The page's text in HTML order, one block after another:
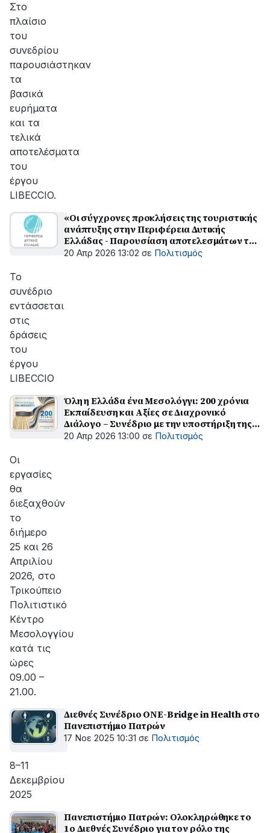
Στο
πλαίσιο
του
συνεδρίου
παρουσιάστηκαν
τα
βασικά
ευρήματα
και τα
τελικά
αποτελέσματα
του
έργου
LIBECCIO.
«Οι σύγχρονες προκλήσεις της τουριστικής
ανάπτυξης στην Περιφέρεια Δυτικής
Ελλάδας - Παρουσίαση αποτελεσμάτων του
έργου LIBECCIO»
20 Απρ 2026 13:02 σε Πολιτισμός
Το
συνέδριο
εντάσσεται
στις
δράσεις
του
έργου
LIBECCIO
Όλη η Ελλάδα ένα Μεσολόγγι: 200 χρόνια
Εκπαίδευση και Αξίες σε Διαχρονικό
Διάλογο – Συνέδριο με την υποστήριξη της
Περιφέρειας Δυτικής Ελλάδας
20 Απρ 2026 13:00 σε Πολιτισμός
Οι
εργασίες
θα
διεξαχθούν
το
διήμερο
25 και 26
Απριλίου
2026, στο
Τρικούπειο
Πολιτιστικό
Κέντρο
Μεσολογγίου
κατά τις
ώρες
09.00 –
21.00.
Διεθνές Συνέδριο ONE-Bridge in Health στο
Πανεπιστήμιο Πατρών
17 Νοε 2025 10:31 σε Πολιτισμός
8–11
Δεκεμβρίου
2025
Πανεπιστήμιο Πατρών: Ολοκληρώθηκε το
1ο Διεθνές Συνέδριο για τον ρόλο της